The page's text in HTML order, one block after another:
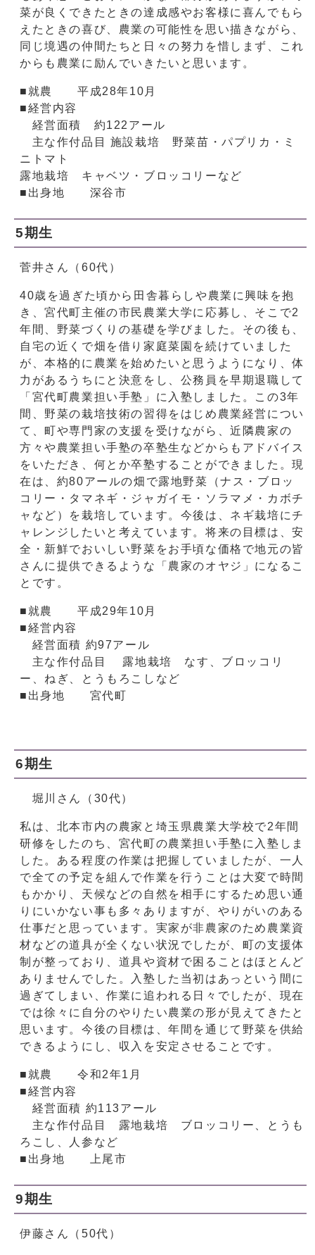
菜が良くできたときの達成感やお客様に喜んでもら
えたときの喜び、農業の可能性を思い描きながら、
同じ境遇の仲間たちと日々の努力を惜しまず、これ
からも農業に励んでいきたいと思います。
■就農 平成28年10月
■経営内容
経営面積 約122アール
主な作付品目 施設栽培 野菜苗・パプリカ・ミ
ニトマト
露地栽培 キャベツ・ブロッコリーなど
■出身地 深谷市
5期生
菅井さん（60代）
40歳を過ぎた頃から田舎暮らしや農業に興味を抱
き、宮代町主催の市民農業大学に応募し、そこで2
年間、野菜づくりの基礎を学びました。その後も、
自宅の近くで畑を借り家庭菜園を続けていました
が、本格的に農業を始めたいと思うようになり、体
力があるうちにと決意をし、公務員を早期退職して
「宮代町農業担い手塾」に入塾しました。この3年
間、野菜の栽培技術の習得をはじめ農業経営につい
て、町や専門家の支援を受けながら、近隣農家の
方々や農業担い手塾の卒塾生などからもアドバイス
をいただき、何とか卒塾することができました。現
在は、約80アールの畑で露地野菜（ナス・ブロッ
コリー・タマネギ・ジャガイモ・ソラマメ・カボチ
ャなど）を栽培しています。今後は、ネギ栽培にチ
ャレンジしたいと考えています。将来の目標は、安
全・新鮮でおいしい野菜をお手頃な価格で地元の皆
さんに提供できるような「農家のオヤジ」になるこ
とです。
■就農 平成29年10月
■経営内容
経営面積 約97アール
主な作付品目 露地栽培 なす、ブロッコリ
ー、ねぎ、とうもろこしなど
■出身地 宮代町
6期生
堀川さん（30代）
私は、北本市内の農家と埼玉県農業大学校で2年間
研修をしたのち、宮代町の農業担い手塾に入塾しま
した。ある程度の作業は把握していましたが、一人
で全ての予定を組んで作業を行うことは大変で時間
もかかり、天候などの自然を相手にするため思い通
りにいかない事も多々ありますが、やりがいのある
仕事だと思っています。実家が非農家のため農業資
材などの道具が全くない状況でしたが、町の支援体
制が整っており、道具や資材で困ることはほとんど
ありませんでした。入塾した当初はあっという間に
過ぎてしまい、作業に追われる日々でしたが、現在
では徐々に自分のやりたい農業の形が見えてきたと
思います。今後の目標は、年間を通じて野菜を供給
できるようにし、収入を安定させることです。
■就農 令和2年1月
■経営内容
経営面積 約113アール
主な作付品目 露地栽培 ブロッコリー、とうも
ろこし、人参など
■出身地 上尾市
9期生
伊藤さん（50代）